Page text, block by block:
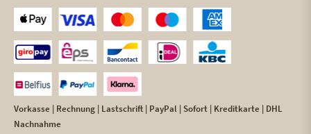
Vorkasse | Rechnung | Lastschrift | PayPal | Sofort | Kreditkarte | DHL
Nachnahme